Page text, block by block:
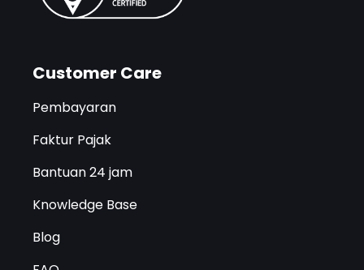
Customer Care
Pembayaran
Faktur Pajak
Bantuan 24 jam
Knowledge Base
Blog